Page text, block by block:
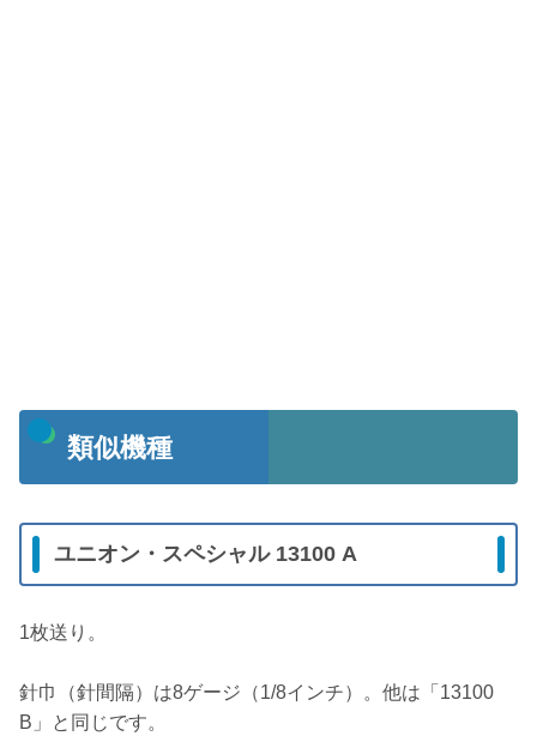
類似機種
ユニオン・スペシャル 13100 A
1枚送り。
針巾（針間隔）は8ゲージ（1/8インチ）。他は「13100
B」と同じです。